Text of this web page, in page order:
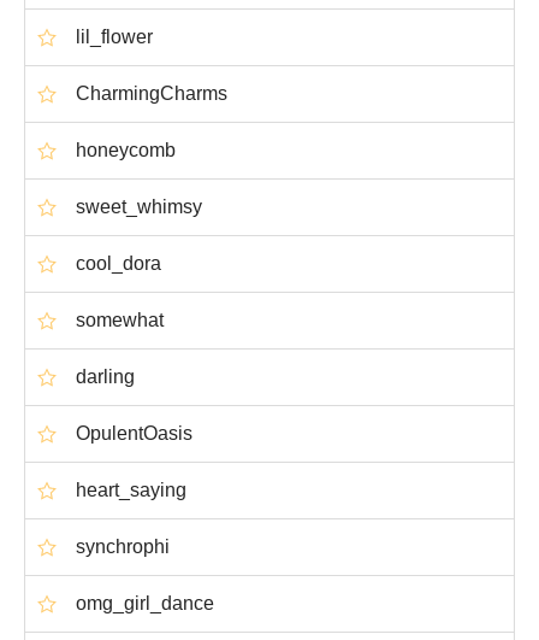
lil_flower
CharmingCharms
honeycomb
sweet_whimsy
cool_dora
somewhat
darling
OpulentOasis
heart_saying
synchrophi
omg_girl_dance